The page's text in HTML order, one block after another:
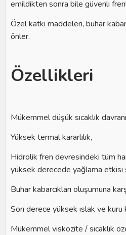
emildikten sonra bile güvenli
Özel katkı maddeleri, buhar
önler.
Özellikleri
Mükemmel düşük sıcaklık
Yüksek termal kararlılık,
Hidrolik fren devresindeki tüm
yüksek derecede yağlama etkisi
Buhar kabarcıkları oluşumuna
Son derece yüksek ıslak ve kuru
Mükemmel viskozite / sıcaklık